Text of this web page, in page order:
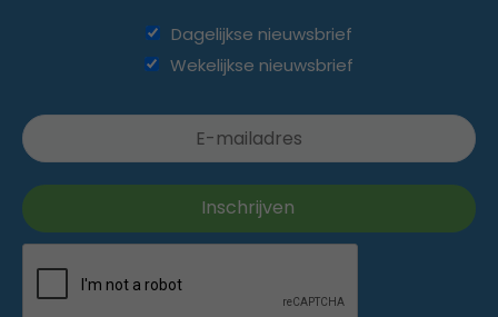
Dagelijkse nieuwsbrief
Wekelijkse nieuwsbrief